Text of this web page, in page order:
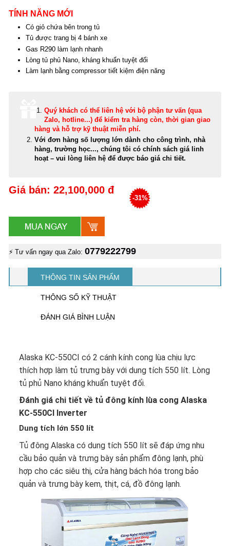
TÍNH NĂNG MỚI
Có giỏ chứa bên trong tủ
Tủ được trang bị 4 bánh xe
Gas R290 làm lạnh nhanh
Lòng tủ phủ Nano, kháng khuẩn tuyệt đối
Làm lạnh bằng compressor tiết kiệm điện năng
Quý khách có thể liên hệ với bộ phận tư vấn (qua
Zalo, hotline...) để kiểm tra hàng còn, thời gian giao
hàng và hỗ trợ kỹ thuật miễn phí.
Với đơn hàng số lượng lớn dành cho công trình, nhà
hàng, trường học..., chúng tôi có chính sách giá linh
hoạt – vui lòng liên hệ để được báo giá chi tiết.
Giá bán: 22,100,000 đ
-31%
⚡ Tư vấn ngay qua Zalo: 0779222799
THÔNG TIN SẢN PHẨM
THÔNG SỐ KỸ THUẬT
ĐÁNH GIÁ BÌNH LUẬN
Alaska KC-550CI có 2 cánh kính cong lùa chịu lực
thích hợp làm tủ trưng bày với dung tích 550 lít. Lòng
tủ phủ Nano kháng khuẩn tuyệt đối.
Đánh giá chi tiết về tủ đông kính lùa cong Alaska
KC-550CI Inverter
Dung tích lớn 550 lít
Tủ đông Alaska có dung tích 550 lít sẽ đáp ứng nhu
cầu bảo quản và trưng bày sản phẩm đông lạnh, phù
hợp cho các siêu thị, cửa hàng bách hóa trong bảo
quản và trưng bày kem, thịt, cá, đồ đông lạnh.